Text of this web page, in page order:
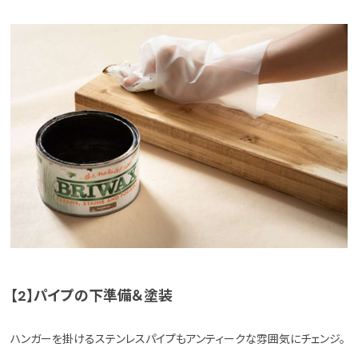
【2】パイプの下準備＆塗装
ハンガーを掛けるステンレスパイプもアンティークな雰囲気にチェンジ。